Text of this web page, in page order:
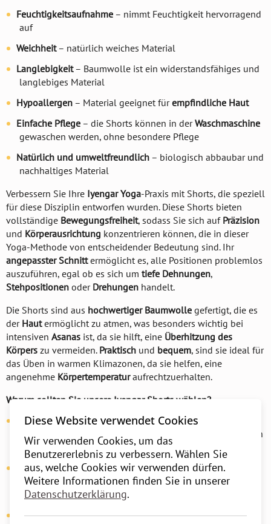
Diese Website verwendet Cookies
Wir verwenden Cookies, um das
Benutzererlebnis zu verbessern. Wählen Sie
aus, welche Cookies wir verwenden dürfen.
Weitere Informationen finden Sie in unserer
Datenschutzerklärung.
Feuchtigkeitsaufnahme – nimmt Feuchtigkeit hervorragend
auf
Weichheit– natürlich weiches Material
Langlebigkeit– Baumwolle ist ein widerstandsfähiges und
langlebiges Material
Hypoallergen – Material geeignet fürempfindliche Haut
Einfache Pflege – die Shorts können in derWaschmaschine
gewaschen werden, ohne besondere Pflege
Natürlich und umweltfreundlich – biologisch abbaubar und
nachhaltiges Material
Verbessern Sie Ihre Iyengar Yoga-Praxis mit Shorts, die speziell
für diese Disziplin entworfen wurden. Diese Shorts bieten
vollständige Bewegungsfreiheit, sodass Sie sich auf Präzision
und Körperausrichtung konzentrieren können, die in dieser
Yoga-Methode von entscheidender Bedeutung sind. Ihr
angepasster Schnittermöglicht es, alle Positionen problemlos
auszuführen, egal ob es sich um tiefe Dehnungen,
Stehpositionen oder Drehungen handelt.
Die Shorts sind aus hochwertiger Baumwolle gefertigt, die es
der Hautermöglicht zu atmen, was besonders wichtig bei
intensiven Asanas ist, da sie hilft, eine Überhitzung des
Körpers zu vermeiden. Praktisch und bequem, sind sie ideal für
das Üben in warmen Klimazonen, da sie helfen, eine
angenehme Körpertemperaturaufrechtzuerhalten.
Warum sollten Sie unsere Iyengar Shorts wählen?
Funktionales Design: Die Shorts bieten vollständige
Bewegungsfreiheit
, ohne Einschränkungen, sodass Sie sich
auf die Praxis konzentrieren können.
Atmungsaktivität der Haut: Der natürliche Baumwollstoff
ermöglicht es Ihrer Haut zu atmen, was besonders wichtig
für längere Praktiken und heiße Temperaturen ist.
Traditioneller Wert: Diese Shorts sind Teil der reichen